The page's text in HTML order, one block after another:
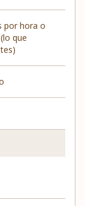
por hora o
que